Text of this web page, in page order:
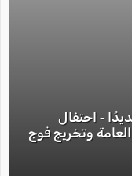
- احتفال
وتخريج فوج